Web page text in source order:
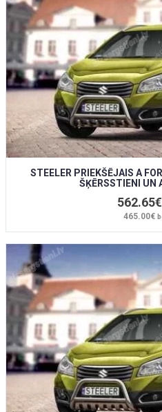
STEELER PRIEKŠĒJAIS A
ŠĶĒRSSTIENI UN
562.65€
465.00€